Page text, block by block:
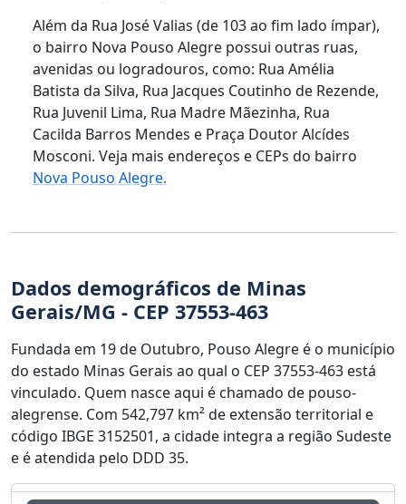
Além da Rua José Valias (de 103 ao fim lado ímpar),
o bairro Nova Pouso Alegre possui outras ruas,
avenidas ou logradouros, como: Rua Amélia
Batista da Silva, Rua Jacques Coutinho de Rezende,
Rua Juvenil Lima, Rua Madre Mãezinha, Rua
Cacilda Barros Mendes e Praça Doutor Alcídes
Mosconi. Veja mais endereços e CEPs do bairro
Nova Pouso Alegre.
Dados demográficos de Minas
Gerais/MG - CEP 37553-463
Fundada em 19 de Outubro, Pouso Alegre é o município
do estado Minas Gerais ao qual o CEP 37553-463 está
vinculado. Quem nasce aqui é chamado de pouso-
alegrense. Com 542,797 km² de extensão territorial e
código IBGE 3152501, a cidade integra a região Sudeste
e é atendida pelo DDD 35.